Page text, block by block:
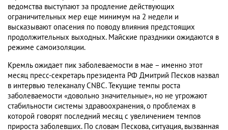
ведомства выступают за продление действующих
ограничительных мер еще минимум на 2 недели и
высказывают опасения по поводу влияния предстоящих
продолжительных выходных. Майские праздники ожидаются в
режиме самоизоляции.
Кремль ожидает пик заболеваемости в мае – именно этот
месяц пресс-секретарь президента РФ Дмитрий Песков назвал
в интервью телеканалу CNBC. Текущие темпы роста
заболеваемости «довольно значительные», но не угрожают
стабильности системы здравоохранения, о проблемах в
которой говорят последний месяц с увеличением темпов
прироста заболевших. По словам Пескова, ситуация, вызванная